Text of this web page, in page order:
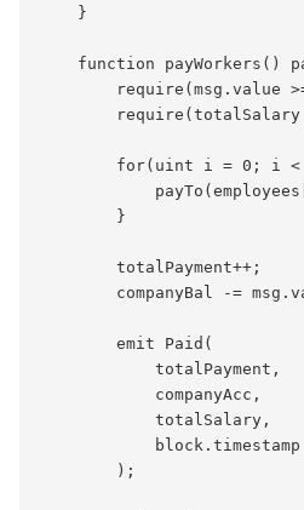
    }
function payWorkers()
require(msg.value
for(uint i = 0; i
        }
        totalPayment++;
companyBal -=
        emit Paid(
            totalPayment,
            companyAcc,
            totalSalary,
            block.timestamp
        );